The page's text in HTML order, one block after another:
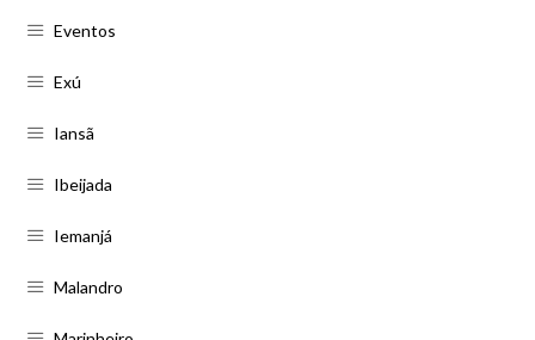
Eventos
Exú
Iansã
Ibeijada
Iemanjá
Malandro